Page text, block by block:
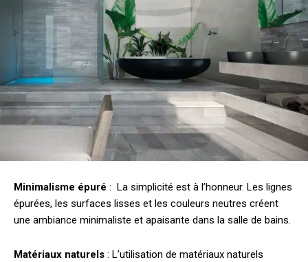
Minimalisme épuré : La simplicité est à l’honneur. Les lignes
épurées, les surfaces lisses et les couleurs neutres créent
une ambiance minimaliste et apaisante dans la salle de bains.
Matériaux naturels : L’utilisation de matériaux naturels